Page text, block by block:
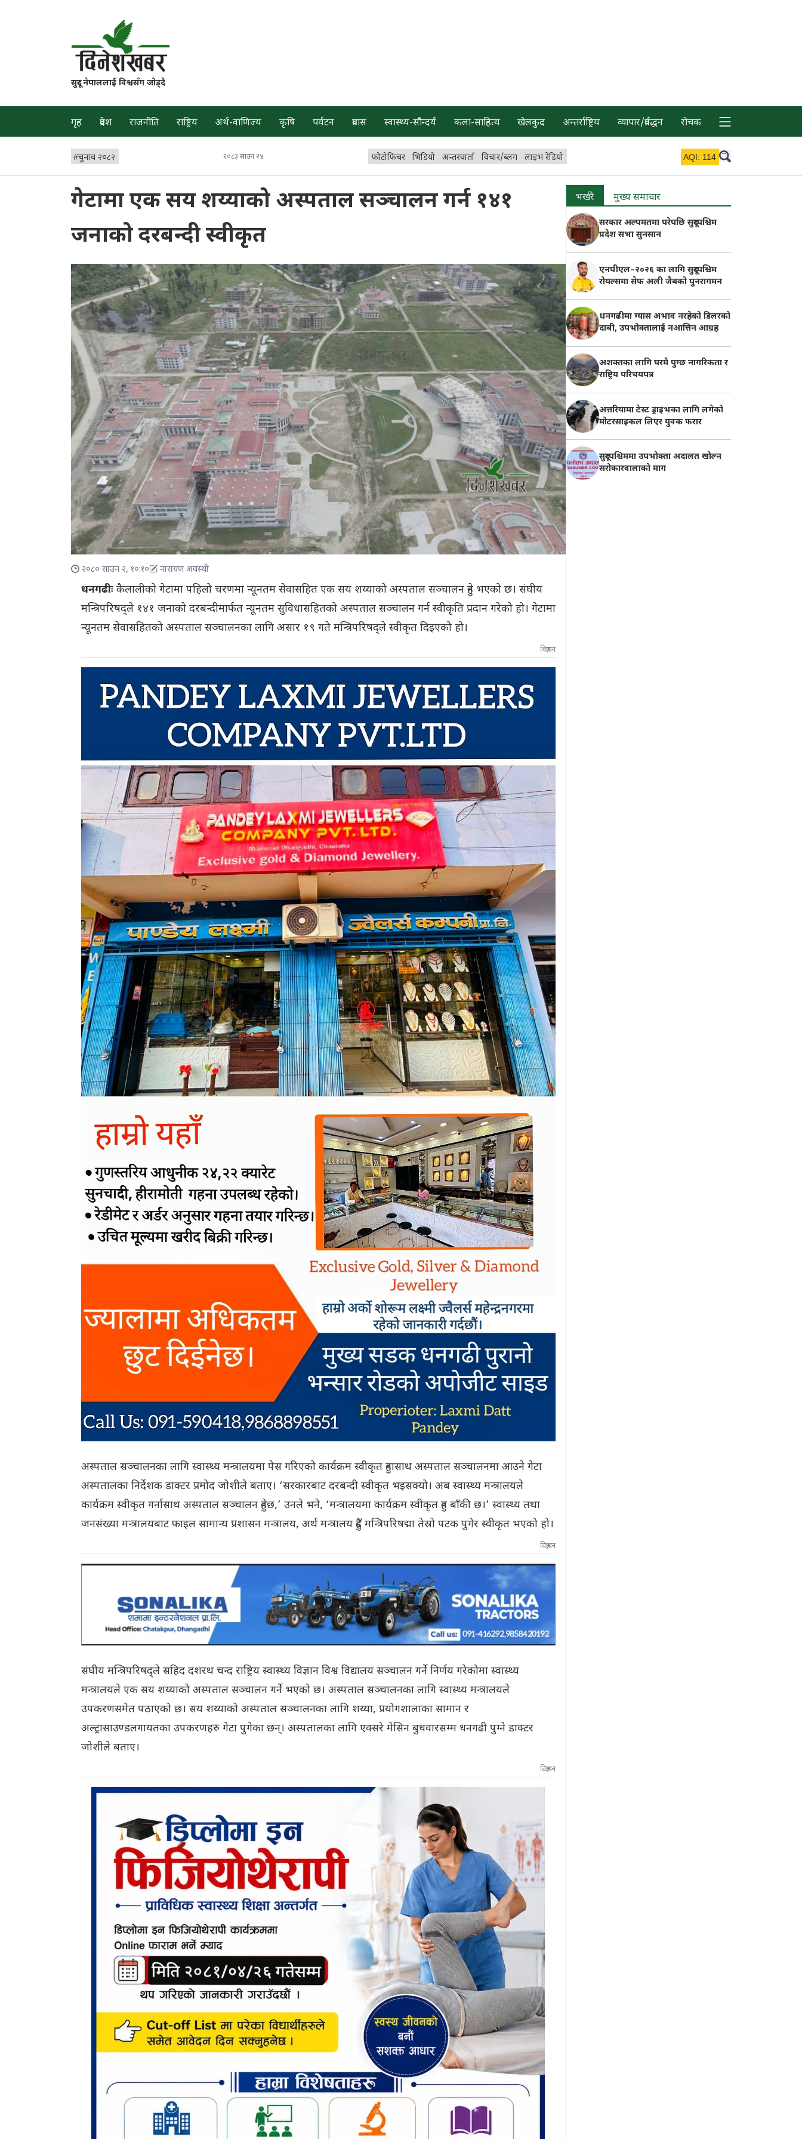
सुदूर नेपाललाई विश्वसँग जोड्दै
गृह प्रदेश राजनीति राष्ट्रिय अर्थ-वाणिज्य कृषि पर्यटन प्रवास स्वास्थ्य-सौन्दर्य कला-साहित्य खेलकुद अन्तर्राष्ट्रिय व्यापार/प्रर्वद्धन रोचक
#चुनाव २०८२ २०८३ साउन २४ फोटोफिचर भिडियो अन्तरवार्ता विचार/ब्लग लाइभ रेडियो AQI: 114
गेटामा एक सय शय्याको अस्पताल सञ्चालन गर्न १४१
जनाको दरबन्दी स्वीकृत
२०८० साउन २, १०:१० नारायण अवस्थी
धनगढीःकैलालीको गेटामा पहिलो चरणमा न्यूनतम सेवासहित एक सय शय्याको अस्पताल सञ्चालन हुने भएको छ। संघीय
मन्त्रिपरिषद्ले १४१ जनाको दरबन्दीमार्फत न्यूनतम सुविधासहितको अस्पताल सञ्चालन गर्न स्वीकृति प्रदान गरेको हो। गेटामा
न्यूनतम सेवासहितको अस्पताल सञ्चालनका लागि असार १९ गते मन्त्रिपरिषद्ले स्वीकृत दिइएको हो।
विज्ञापन
अस्पताल सञ्चालनका लागि स्वास्थ्य मन्त्रालयमा पेस गरिएको कार्यक्रम स्वीकृत हुनासाथ अस्पताल सञ्चालनमा आउने गेटा
अस्पतालका निर्देशक डाक्टर प्रमोद जोशीले बताए। ‘सरकारबाट दरबन्दी स्वीकृत भइसक्यो। अब स्वास्थ्य मन्त्रालयले
कार्यक्रम स्वीकृत गर्नासाथ अस्पताल सञ्चालन हुनेछ,’ उनले भने, ‘मन्त्रालयमा कार्यक्रम स्वीकृत हुन बाँकी छ।’ स्वास्थ्य तथा
जनसंख्या मन्त्रालयबाट फाइल सामान्य प्रशासन मन्त्रालय, अर्थ मन्त्रालय हुँदै मन्त्रिपरिषद्मा तेस्रो पटक पुगेर स्वीकृत भएको हो।
विज्ञापन
संघीय मन्त्रिपरिषद्ले सहिद दशरथ चन्द राष्ट्रिय स्वास्थ्य विज्ञान विश्व विद्यालय सञ्चालन गर्ने निर्णय गरेकोमा स्वास्थ्य
मन्त्रालयले एक सय शय्याको अस्पताल सञ्चालन गर्ने भएको छ। अस्पताल सञ्चालनका लागि स्वास्थ्य मन्त्रालयले
उपकरणसमेत पठाएको छ। सय शय्याको अस्पताल सञ्चालनका लागि शय्या, प्रयोगशालाका सामान र
अल्ट्रासाउण्डलगायतका उपकरणहरु गेटा पुगेका छन्। अस्पतालका लागि एक्सरे मेसिन बुधवारसम्म धनगढी पुग्ने डाक्टर
जोशीले बताए।
विज्ञापन
भर्खरै मुख्य समाचार
सरकार अल्पमतमा परेपछि सुदूरपश्चिम
प्रदेश सभा सुनसान
एनपीएल–२०२६ का लागि सुदूरपश्चिम
रोयल्समा सेफ अली जैबको पुनरागमन
धनगढीमा ग्यास अभाव नरहेको डिलरको
दाबी, उपभोक्तालाई नआत्तिन आग्रह
अशक्तका लागि घरमै पुग्छ नागरिकता र
राष्ट्रिय परिचयपत्र
अत्तरियामा टेस्ट ड्राइभका लागि लगेको
मोटरसाइकल लिएर युवक फरार
सुदूरपश्चिममा उपभोक्ता अदालत खोल्न
सरोकारवालाको माग